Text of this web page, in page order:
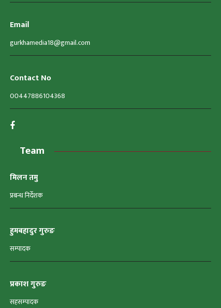
Email
gurkhamedia18@gmail.com
Contact No
00447886104368
Team
मिलन तमु
प्रबन्ध निर्देशक
हुमबहादुर गुरुङ
सम्पादक
प्रकाश गुरुङ
सहसम्पादक